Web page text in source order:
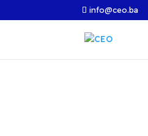
info@ceo.ba